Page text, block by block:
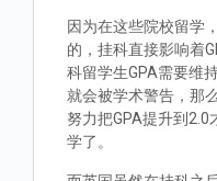
因为在这些院校留学
的，挂科直接影响着
科留学生GPA需要维
就会被学术警告，那
努力把GPA提升到
学了。